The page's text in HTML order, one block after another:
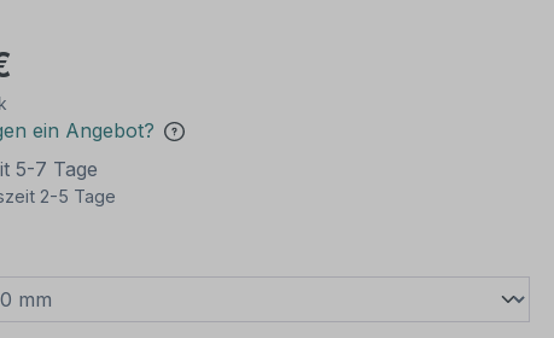
ein Angebot?
5-7 Tage
2-5 Tage